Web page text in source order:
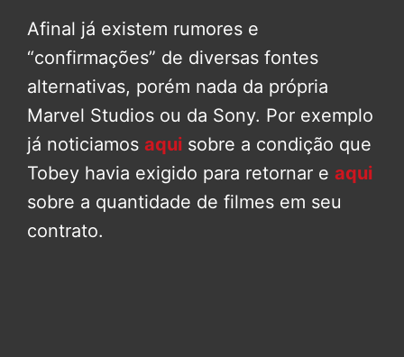
Afinal já existem rumores e
“confirmações” de diversas fontes
alternativas, porém nada da própria
Marvel Studios ou da Sony. Por exemplo
já noticiamos aqui sobre a condição que
Tobey havia exigido para retornar e aqui
sobre a quantidade de filmes em seu
contrato.